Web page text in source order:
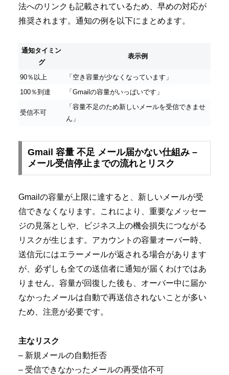
法へのリンクも記載されているため、早めの対応が
推奨されます。通知の例を以下にまとめます。
通知タイミン
グ
表示例
90％以上
「空き容量が少なくなっています」
100％到達
「Gmailの容量がいっぱいです」
受信不可
「容量不足のため新しいメールを受信できませ
ん」
Gmail 容量 不足 メール届かない仕組み –
メール受信停止までの流れとリスク
Gmailの容量が上限に達すると、新しいメールが受
信できなくなります。これにより、重要なメッセー
ジの見落としや、ビジネス上の機会損失につながる
リスクが生じます。アカウントの容量オーバー時、
送信元にはエラーメールが返される場合があります
が、必ずしも全ての送信者に通知が届くわけではあ
りません。容量が回復した後も、オーバー中に届か
なかったメールは自動で再送信されないことが多い
ため、注意が必要です。
主なリスク
– 新規メールの自動拒否
– 受信できなかったメールの再受信不可